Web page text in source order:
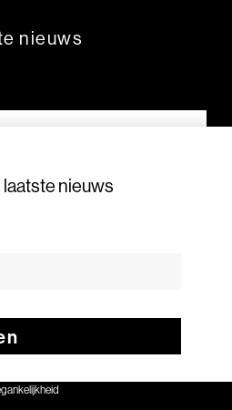
nieuws
nieuws
de Journalistiek | Geproduceerd door